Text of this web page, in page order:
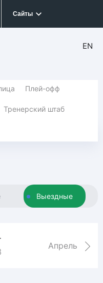
Сайты
EN
Плей-офф
Тренерский штаб
Выездные
Апрель